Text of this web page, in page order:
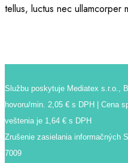
tellus, luctus nec ullamcorper
Službu poskytuje Mediatex s.r.o.,
hovoru/min. 2,05 € s DPH | Cena
veštenia je 1,64 € s DPH
Zrušenie zasielania informačných
7009